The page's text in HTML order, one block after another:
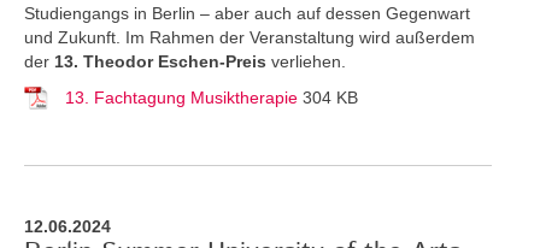
Studiengangs in Berlin – aber auch auf dessen Gegenwart
und Zukunft. Im Rahmen der Veranstaltung wird außerdem
der 13. Theodor Eschen-Preis verliehen.
13. Fachtagung Musiktherapie 304 KB
12.06.2024